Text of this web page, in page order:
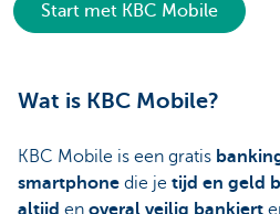
Start met KBC Mobile
Wat is KBC Mobile?
KBC Mobile is een gratis
smartphone die je tijd en geld
altijd en overal veilig bankiert